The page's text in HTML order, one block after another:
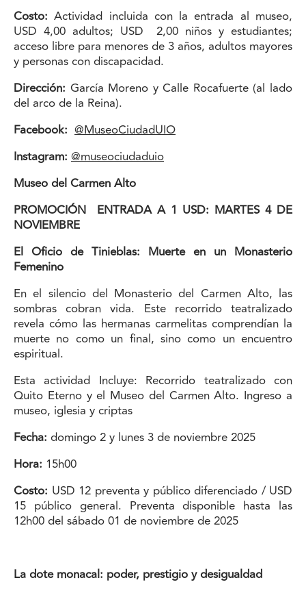
Costo:Actividad incluida con la entrada al museo,
USD 4,00 adultos; USD 2,00 niños y estudiantes;
acceso libre para menores de 3 años, adultos mayores
y personas con discapacidad.
Dirección: García Moreno y Calle Rocafuerte (al lado
del arco de la Reina).
Facebook: @MuseoCiudadUIO
Instagram: @museociudaduio
Museo del Carmen Alto
PROMOCIÓN ENTRADA A 1 USD: MARTES 4 DE
NOVIEMBRE
El Oficio de Tinieblas: Muerte en un Monasterio
Femenino
En el silencio del Monasterio del Carmen Alto, las
sombras cobran vida. Este recorrido teatralizado
revela cómo las hermanas carmelitas comprendían la
muerte no como un final, sino como un encuentro
espiritual.
Esta actividad Incluye: Recorrido teatralizado con
Quito Eterno y el Museo del Carmen Alto. Ingreso a
museo, iglesia y criptas
Fecha: domingo 2 y lunes 3 de noviembre 2025
Hora: 15h00
Costo: USD 12 preventa y público diferenciado / USD
15 público general. Preventa disponible hasta las
12h00 del sábado 01 de noviembre de 2025
La dote monacal: poder, prestigio y desigualdad